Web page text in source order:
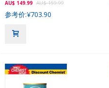
AU$ 149.99 AU$ 159.99
参考价:¥703.90